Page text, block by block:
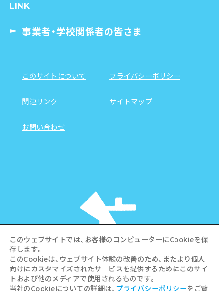
LINK
事業者・学校関係者の皆さま
このサイトについて プライバシーポリシー
関連リンク サイトマップ
お問い合わせ
©Hiroshima Tourism Association /
Hiroshima Prefecture / Hiroshima City .
All rights reserved
このウェブサイトでは、お客様のコンピューターにCookieを保
存します。
このCookieは、ウェブサイト体験の改善のため、またより個人
向けにカスタマイズされたサービスを提供するためにこのサイ
トおよび他のメディアで使用されるものです。
当社のCookieについての詳細は、 プライバシーポリシーをご覧